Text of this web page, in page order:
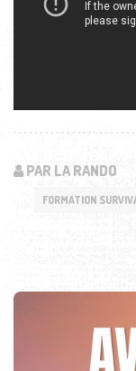
PAR LA RANDO
FORMATION